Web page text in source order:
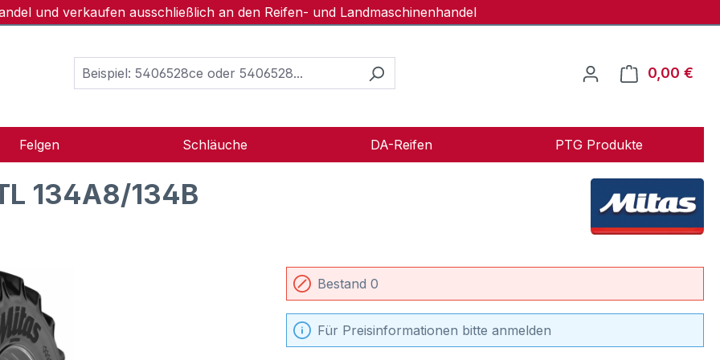
und verkaufen ausschließlich an den Reifen- und Landmaschinenhandel
0,00 €
Felgen Schläuche DA-Reifen PTG Produkte
134A8/134B
Bestand 0
Für Preisinformationen bitte anmelden